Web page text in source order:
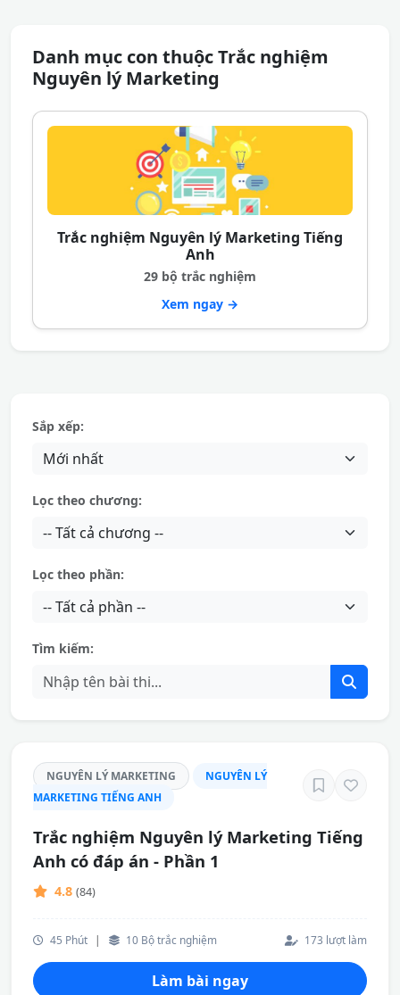
Danh mục con thuộc Trắc nghiệm
Nguyên lý Marketing
Trắc nghiệm Nguyên lý Marketing Tiếng
Anh
29 bộ trắc nghiệm
Xem ngay →
Sắp xếp:
Lọc theo chương:
Lọc theo phần:
Tìm kiếm:
NGUYÊN LÝ MARKETING
NGUYÊN LÝ
MARKETING TIẾNG ANH
Trắc nghiệm Nguyên lý Marketing Tiếng
Anh có đáp án - Phần 1
4.8 (84)
45 Phút | 10 Bộ trắc nghiệm 173 lượt làm
Làm bài ngay